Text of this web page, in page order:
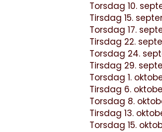
Torsdag 10.
Tirsdag 15.
Torsdag 17.
Tirsdag 22.
Torsdag 24.
Tirsdag 29.
Torsdag 1.
Tirsdag 6.
Torsdag 8.
Tirsdag 13.
Torsdag 15.